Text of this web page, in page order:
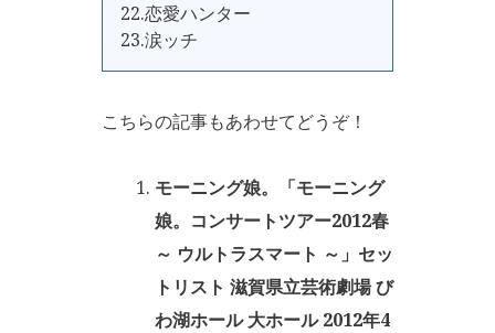
22.恋愛ハンター
23.涙ッチ
こちらの記事もあわせてどうぞ！
モーニング娘。「モーニング
娘。コンサートツアー2012春
～ ウルトラスマート ～」セッ
トリスト 滋賀県立芸術劇場 び
わ湖ホール 大ホール 2012年4